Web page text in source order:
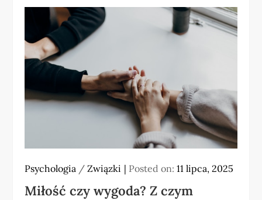
Psychologia /Związki Posted on:11 lipca, 2025
Miłość czy wygoda? Z czym